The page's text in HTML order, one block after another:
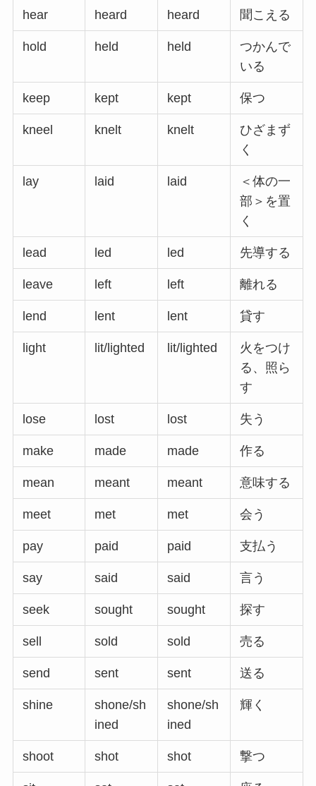
hear heard heard 聞こえる
hold held held
つかんで
いる
keep kept kept 保つ
kneel knelt knelt
ひざまず
く
lay laid laid
＜体の一
部＞を置
く
lead led led 先導する
leave left left 離れる
lend lent lent 貸す
light lit/lighted lit/lighted
火をつけ
る、照ら
す
lose lost lost 失う
make made made 作る
mean meant meant 意味する
meet met met 会う
pay paid paid 支払う
say said said 言う
seek sought sought 探す
sell sold sold 売る
send sent sent 送る
shine
shone/sh
ined
shone/sh
ined
輝く
shoot shot shot 撃つ